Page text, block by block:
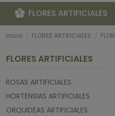
FLORES ARTIFICIALES
Inicio FLORES ARTIFICIALES
FLORES ARTIFICIALES
ROSAS ARTIFICIALES
HORTENSIAS ARTIFICIALES
ORQUIDEAS ARTIFICIALES